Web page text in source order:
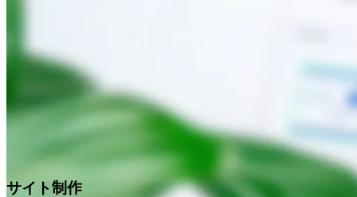
サイ ト制作